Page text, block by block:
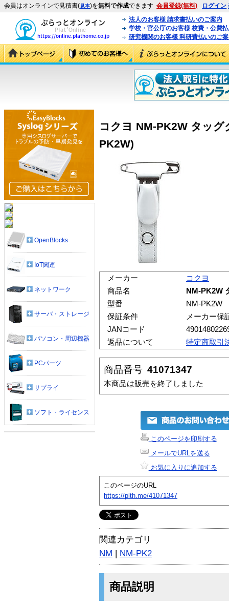
会員はオンラインで見積書(見本)を無料で作成できます 会員登録(無料) ログイン
法人のお客様 請求書払いのご案内
学校・官公庁のお客様 校費・公費
研究機関のお客様 科研費払いのご
コクヨ NM-PK2W タッ
PK2W)
メーカー
コクヨ
商品名
NM-PK2W
型番
NM-PK2W
保証条件
メーカー保
JANコード
返品について
特定商取引
商品番号 41071347
本商品は販売を終了しました
このページを印刷する
メールでURLを送る
お気に入りに追加する
このページのURL
https://plth.me/41071347
関連カテゴリ
NM | NM-PK2
商品説明
OpenBlocks
IoT関連
ネットワーク
サーバ・ストレージ
パソコン・周辺機器
PCパーツ
サプライ
ソフト・ライセンス